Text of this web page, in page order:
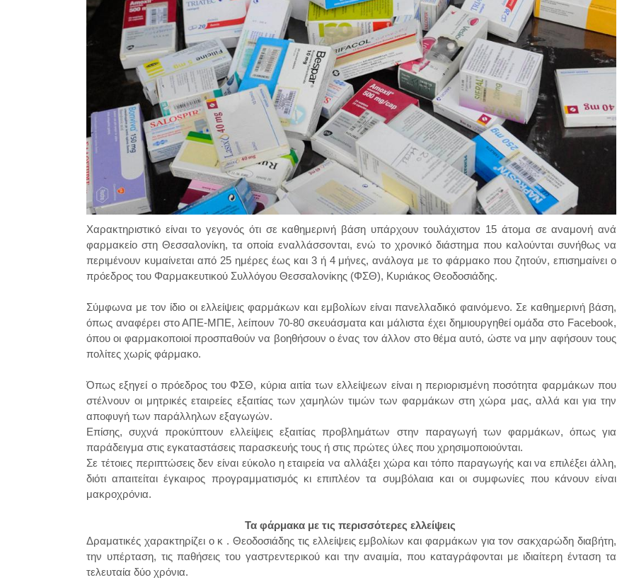
Χαρακτηριστικό είναι το γεγονός ότι σε καθημερινή βάση υπάρχουν τουλάχιστον 15 άτομα σε αναμονή ανά
φαρμακείο στη Θεσσαλονίκη, τα οποία εναλλάσσονται, ενώ το χρονικό διάστημα που καλούνται συνήθως να
περιμένουν κυμαίνεται από 25 ημέρες έως και 3 ή 4 μήνες, ανάλογα με το φάρμακο που ζητούν, επισημαίνει ο
πρόεδρος του Φαρμακευτικού Συλλόγου Θεσσαλονίκης (ΦΣΘ), Κυριάκος Θεοδοσιάδης.
Σύμφωνα με τον ίδιο οι ελλείψεις φαρμάκων και εμβολίων είναι πανελλαδικό φαινόμενο. Σε καθημερινή βάση,
όπως αναφέρει στο ΑΠΕ-ΜΠΕ, λείπουν 70-80 σκευάσματα και μάλιστα έχει δημιουργηθεί ομάδα στο Facebook,
όπου οι φαρμακοποιοί προσπαθούν να βοηθήσουν ο ένας τον άλλον στο θέμα αυτό, ώστε να μην αφήσουν τους
πολίτες χωρίς φάρμακο.
Όπως εξηγεί o πρόεδρος του ΦΣΘ, κύρια αιτία των ελλείψεων είναι η περιορισμένη ποσότητα φαρμάκων που
στέλνουν οι μητρικές εταιρείες εξαιτίας των χαμηλών τιμών των φαρμάκων στη χώρα μας, αλλά και για την
αποφυγή των παράλληλων εξαγωγών.
Επίσης, συχνά προκύπτουν ελλείψεις εξαιτίας προβλημάτων στην παραγωγή των φαρμάκων, όπως για
παράδειγμα στις εγκαταστάσεις παρασκευής τους ή στις πρώτες ύλες που χρησιμοποιούνται.
Σε τέτοιες περιπτώσεις δεν είναι εύκολο η εταιρεία να αλλάξει χώρα και τόπο παραγωγής και να επιλέξει άλλη,
διότι απαιτείται έγκαιρος προγραμματισμός κι επιπλέον τα συμβόλαια και οι συμφωνίες που κάνουν είναι
μακροχρόνια.
Τα φάρμακα με τις περισσότερες ελλείψεις
Δραματικές χαρακτηρίζει ο κ . Θεοδοσιάδης τις ελλείψεις εμβολίων και φαρμάκων για τον σακχαρώδη διαβήτη,
την υπέρταση, τις παθήσεις του γαστρεντερικού και την αναιμία, που καταγράφονται με ιδιαίτερη ένταση τα
τελευταία δύο χρόνια.